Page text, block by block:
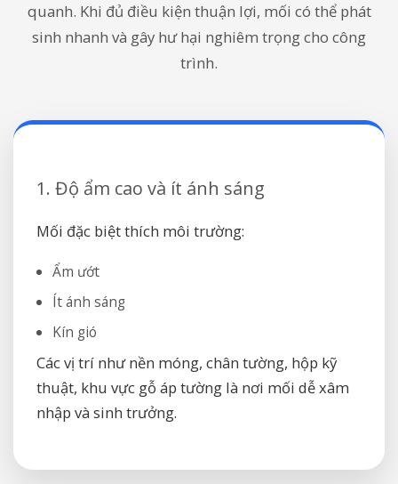
quanh. Khi đủ điều kiện thuận lợi, mối có thể phát
sinh nhanh và gây hư hại nghiêm trọng cho công
trình.
1. Độ ẩm cao và ít ánh sáng
Mối đặc biệt thích môi trường:
Ẩm ướt
Ít ánh sáng
Kín gió
Các vị trí như nền móng, chân tường, hộp kỹ
thuật, khu vực gỗ áp tường là nơi mối dễ xâm
nhập và sinh trưởng.